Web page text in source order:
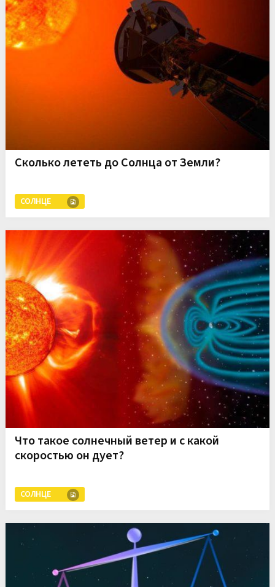
Сколько лететь до Солнца от Земли?
СОЛНЦЕ
Что такое солнечный ветер и с какой
скоростью он дует?
СОЛНЦЕ